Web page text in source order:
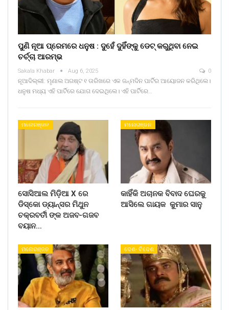
ପୁଣି ନୂଆ ପ୍ରେମରେ ଧନୁଷ : ଦୁହେଁ ଦୁହିଁଙ୍କୁ ଡେଟ୍ କରୁଥିବା ନେଇ
ଚର୍ଚ୍ଚା ଆରମ୍ଭ
Sakala Khabar Aug 6, 2025 0
ନୂଆଦିଲ୍ଲୀ: ମୃଣାଲ ଅଗଷ୍ଟ ୧ ତାରିଖରେ ଏକ ଜନ୍ମଦିନ ପାର୍ଟିର ଆୟୋଜନ କରିଥିଲେ।
ଧନୁଷ ମଧ୍ୟ ଏହି ପାର୍ଟିରେ ଯୋଗ ଦେଇଥିଲେ। ଏହି ପାର୍ଟିରେ…
ମନୋରଞ୍ଜନ
ସୋସିଆଲ ମିଡ଼ିଆ X ରେ
ଡିସ୍କୋ ଡ୍ୟାନ୍ସର ମିଥୁନ
ଚକ୍ରବର୍ତୀ ଙ୍କ ଅଜବ-ଗଜବ
ବୟାନ…
ମନୋରଞ୍ଜନ
କାହିଁକି ଅଚାନକ ବିବାଦ ଘେରକୁ
ଆସିଲେ ଗାୟକ କୁମାର ସାନୁ
ମନୋରଞ୍ଜନ ଦେଶ- ବିଦେଶ